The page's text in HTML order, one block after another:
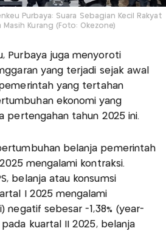
Purbaya: Suara Sebagian Kecil Rakyat
Kurang (Foto: Okezone)
Purbaya juga menyoroti
yang terjadi sejak awal
yang tertahan
ekonomi yang
pertengahan tahun 2025 ini.
belanja pemerintah
mengalami kontraksi.
belanja atau konsumsi
I 2025 mengalami
negatif sebesar -1,38% (year-
kuartal II 2025, belanja